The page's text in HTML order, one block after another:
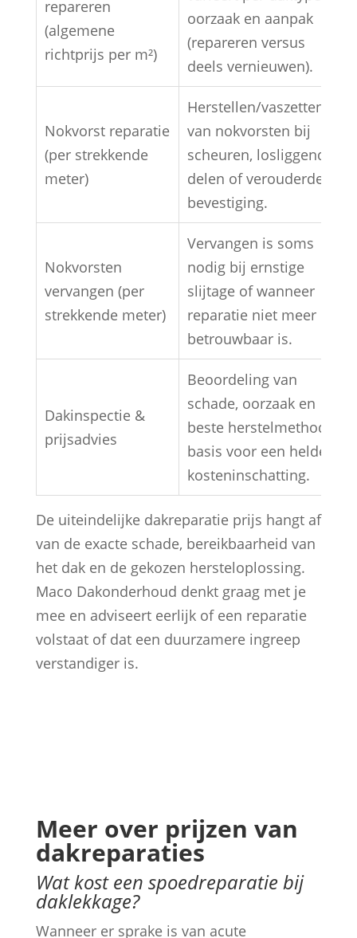
repareren
(algemene
richtprijs per m²)
oorzaak en aanpak
(repareren versus
deels vernieuwen).
Nokvorst reparatie
(per strekkende
meter)
Herstellen/vaszetten
van nokvorsten bij
scheuren, losliggende
delen of verouderde
bevestiging.
Nokvorsten
vervangen (per
strekkende meter)
Vervangen is soms
nodig bij ernstige
slijtage of wanneer
reparatie niet meer
betrouwbaar is.
Dakinspectie &
prijsadvies
Beoordeling van
schade, oorzaak en
beste herstelmethode;
basis voor een heldere
kosteninschatting.
De uiteindelijke dakreparatie prijs hangt af
van de exacte schade, bereikbaarheid van
het dak en de gekozen hersteloplossing.
Maco Dakonderhoud denkt graag met je
mee en adviseert eerlijk of een reparatie
volstaat of dat een duurzamere ingreep
verstandiger is.
Meer over prijzen van
dakreparaties
Wat kost een spoedreparatie bij
daklekkage?
Wanneer er sprake is van acute